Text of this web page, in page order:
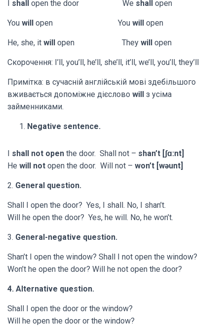
I shall open the door We shall open
You will open You will open
He, she, it will open They will open
Cкорочення: I’ll, you’ll, he’ll, she’ll, it’ll, we’ll, you’ll, they’ll
Примітка: в сучасній англійській мові здебільшого
вживається допоміжне дієслово will з усіма
займенниками.
Negative sentence.
I shall not open the door. Shall not – shan’t [ʃɑ:nt]
He will not open the door. Will not – won’t [wəunt]
2. General question.
Shall I open the door? Yes, I shall. No, I shan’t.
Will he open the door? Yes, he will. No, he won’t.
3. General-negative question.
Shan’t I open the window? Shall I not open the window?
Won’t he open the door? Will he not open the door?
4. Alternative question.
Shall I open the door or the window?
Will he open the door or the window?